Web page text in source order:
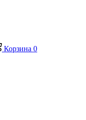
Корзина 0